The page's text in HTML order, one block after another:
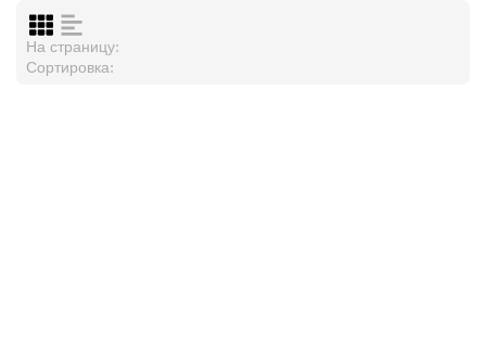
На страницу:
Сортировка: